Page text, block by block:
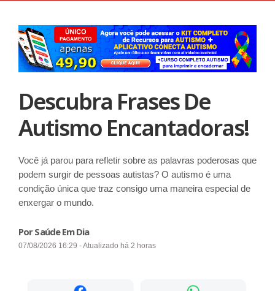
Descubra Frases De
Autismo Encantadoras!
Você já parou para refletir sobre as palavras poderosas que
podem surgir de pessoas autistas? O autismo é uma
condição única que traz consigo uma maneira especial de
enxergar o mundo.
Por Saúde Em Dia
07/08/2026 16:29 - Atualizado há 2 horas